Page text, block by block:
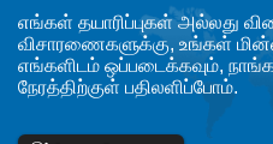
எங்கள் தயாரிப்புகள் அல்லது
விசாரணைகளுக்கு, உங்கள்
எங்களிடம் ஒப்படைக்கவும்,
நேரத்திற்குள் பதிலளிப்போம்.